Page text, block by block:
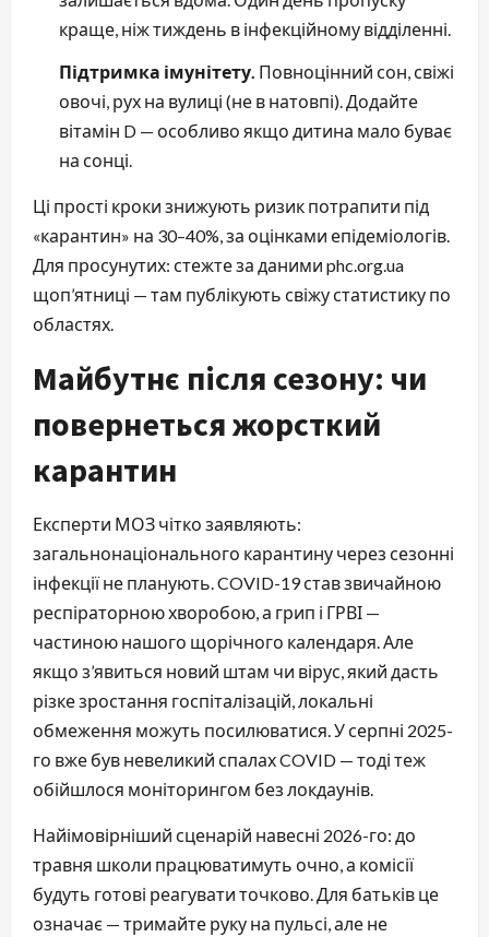
краще, ніж тиждень в інфекційному відділенні.
Підтримка імунітету. Повноцінний сон, свіжі
овочі, рух на вулиці (не в натовпі). Додайте
вітамін D — особливо якщо дитина мало буває
на сонці.
Ці прості кроки знижують ризик потрапити під
«карантин» на 30–40%, за оцінками епідеміологів.
Для просунутих: стежте за даними phc.org.ua
щоп’ятниці — там публікують свіжу статистику по
областях.
Майбутнє після сезону: чи
повернеться жорсткий
карантин
Експерти МОЗ чітко заявляють:
загальнонаціонального карантину через сезонні
інфекції не планують. COVID-19 став звичайною
респіраторною хворобою, а грип і ГРВІ —
частиною нашого щорічного календаря. Але
якщо з’явиться новий штам чи вірус, який дасть
різке зростання госпіталізацій, локальні
обмеження можуть посилюватися. У серпні 2025-
го вже був невеликий спалах COVID — тоді теж
обійшлося моніторингом без локдаунів.
Найімовірніший сценарій навесні 2026-го: до
травня школи працюватимуть очно, а комісії
будуть готові реагувати точково. Для батьків це
означає — тримайте руку на пульсі, але не